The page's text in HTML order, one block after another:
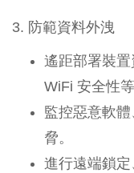
3. 防範資料外洩
遙距部署裝
WiFi 安全性等
監控惡意軟
脅。
進行遠端鎖定